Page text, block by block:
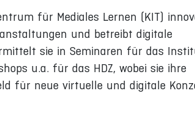
für Mediales Lernen (KIT)
und betreibt digitale
sie in Seminaren für das
u.a. für das HDZ, wobei sie ihre
für neue virtuelle und digitale